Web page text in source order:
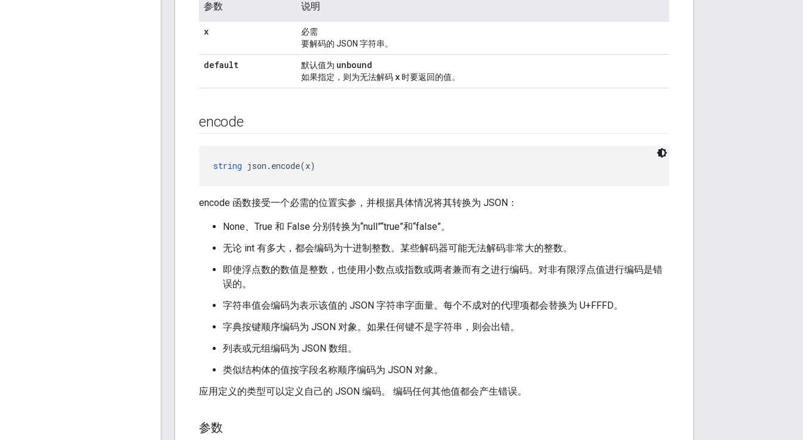
参数 说明
x
必需
要解码的 JSON 字符串。
default 默认值为 unbound
如果指定，则为无法解码 x 时要返回的值。
encode
string json.encode(x)
encode 函数接受一个必需的位置实参，并根据具体情况将其转换为 JSON：
None、True 和 False 分别转换为“null”“true”和“false”。
无论 int 有多大，都会编码为十进制整数。某些解码器可能无法解码非常大的整数。
即使浮点数的数值是整数，也使用小数点或指数或两者兼而有之进行编码。对非有限浮点值进行编码是错
误的。
字符串值会编码为表示该值的 JSON 字符串字面量。每个不成对的代理项都会替换为 U+FFFD。
字典按键顺序编码为 JSON 对象。如果任何键不是字符串，则会出错。
列表或元组编码为 JSON 数组。
类似结构体的值按字段名称顺序编码为 JSON 对象。
应用定义的类型可以定义自己的 JSON 编码。 编码任何其他值都会产生错误。
参数